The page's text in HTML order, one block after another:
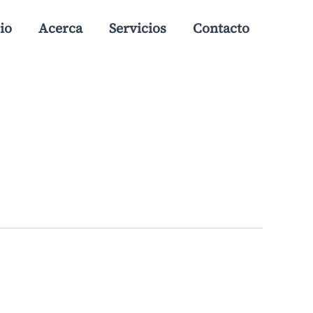
Acerca Servicios Contacto